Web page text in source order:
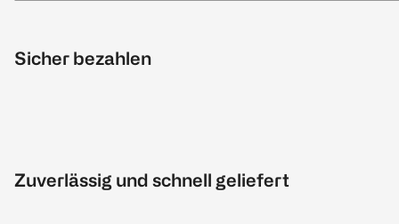
Sicher bezahlen
Zuverlässig und schnell geliefert